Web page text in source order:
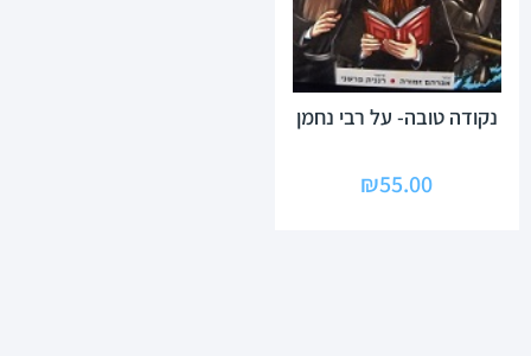
נקודה טובה- על רבי נחמן
₪55.00